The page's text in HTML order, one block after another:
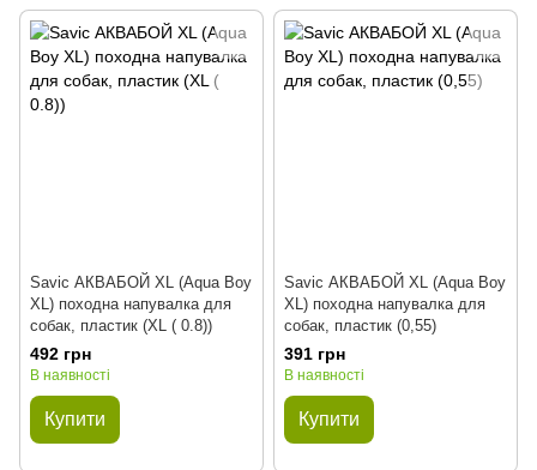
Savic АКВАБОЙ XL (Aqua Boy
XL) походна напувалка для
собак, пластик (XL ( 0.8))
492 грн
В наявності
Купити
Savic АКВАБОЙ XL (Aqua Boy
XL) походна напувалка для
собак, пластик (0,55)
391 грн
В наявності
Купити